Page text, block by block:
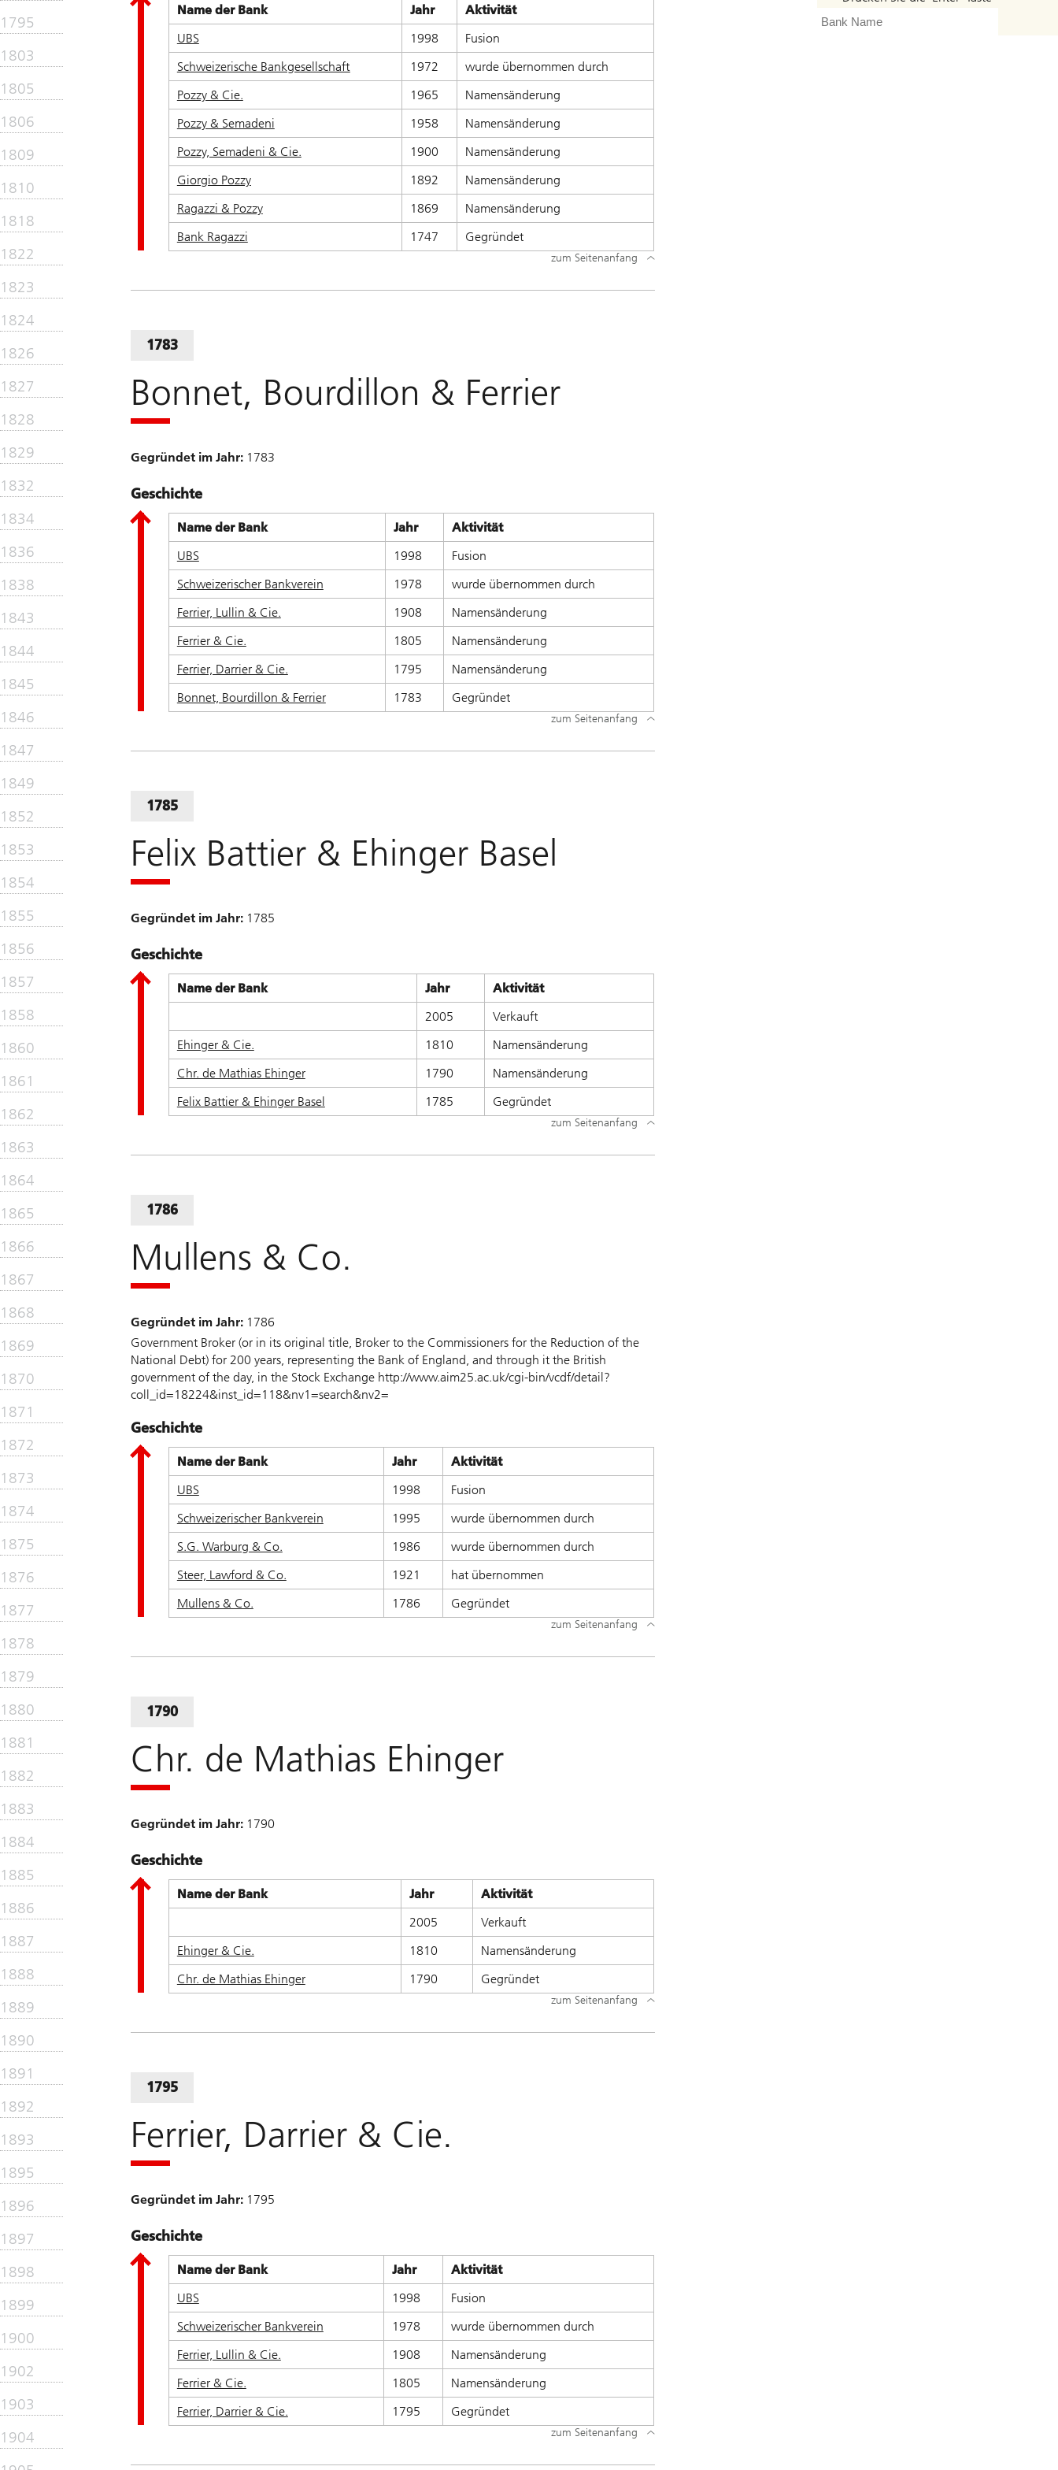
1795
1803
1805
1806
1809
1810
1818
1822
1823
1824
1826
1827
1828
1829
1832
1834
1836
1838
1843
1844
1845
1846
1847
1849
1852
1853
1854
1855
1856
1857
1858
1860
1861
1862
1863
1864
1865
1866
1867
1868
1869
1870
1871
1872
1873
1874
1875
1876
1877
1878
1879
1880
1881
1882
1883
1884
1885
1886
1887
1888
1889
1890
1891
1892
1893
1895
1896
1897
1898
1899
1900
1902
1903
1904
Name der Bank Jahr
Aktivität
UBS
1998
Fusion
Schweizerische Bankgesellschaft
1972
wurde übernommen durch
Pozzy & Cie.
1965
Namensänderung
Pozzy & Semadeni
1958
Namensänderung
Pozzy, Semadeni & Cie.
1900
Namensänderung
Giorgio Pozzy
1892
Namensänderung
Ragazzi & Pozzy
1869
Namensänderung
Bank Ragazzi
1747 Gegründet
zum Seitenanfang
1783
Bonnet, Bourdillon & Ferrier
Gegründet im Jahr: 1783
Geschichte
Name der Bank Jahr
Aktivität
UBS
1998
Fusion
Schweizerischer Bankverein
1978
wurde übernommen durch
Ferrier, Lullin & Cie.
1908
Namensänderung
Ferrier & Cie.
1805
Namensänderung
Ferrier, Darrier & Cie.
1795
Namensänderung
Bonnet, Bourdillon & Ferrier
1783 Gegründet
zum Seitenanfang
1785
Felix Battier & Ehinger Basel
Gegründet im Jahr: 1785
Geschichte
Name der Bank Jahr
Aktivität
2005
Verkauft
Ehinger & Cie.
1810
Namensänderung
Chr. de Mathias Ehinger
1790
Namensänderung
Felix Battier & Ehinger Basel
1785 Gegründet
zum Seitenanfang
1786
Mullens & Co.
Gegründet im Jahr: 1786
Government Broker (or in its original title, Broker to the Commissioners for the Reduction of the
National Debt) for 200 years, representing the Bank of England, and through it the British
government of the day, in the Stock Exchange http://www.aim25.ac.uk/cgi-bin/vcdf/detail?
coll_id=18224&inst_id=118&nv1=search&nv2=
Geschichte
Name der Bank Jahr
Aktivität
UBS
1998
Fusion
Schweizerischer Bankverein
1995
wurde übernommen durch
S.G. Warburg & Co.
1986
wurde übernommen durch
Steer, Lawford & Co.
1921
hat übernommen
Mullens & Co.
1786 Gegründet
zum Seitenanfang
1790
Chr. de Mathias Ehinger
Gegründet im Jahr: 1790
Geschichte
Name der Bank Jahr
Aktivität
2005
Verkauft
Ehinger & Cie.
1810
Namensänderung
Chr. de Mathias Ehinger
1790 Gegründet
zum Seitenanfang
1795
Ferrier, Darrier & Cie.
Gegründet im Jahr: 1795
Geschichte
Name der Bank Jahr
Aktivität
UBS
1998
Fusion
Schweizerischer Bankverein
1978
wurde übernommen durch
Ferrier, Lullin & Cie.
1908
Namensänderung
Ferrier & Cie.
1805
Namensänderung
Ferrier, Darrier & Cie.
1795 Gegründet
zum Seitenanfang